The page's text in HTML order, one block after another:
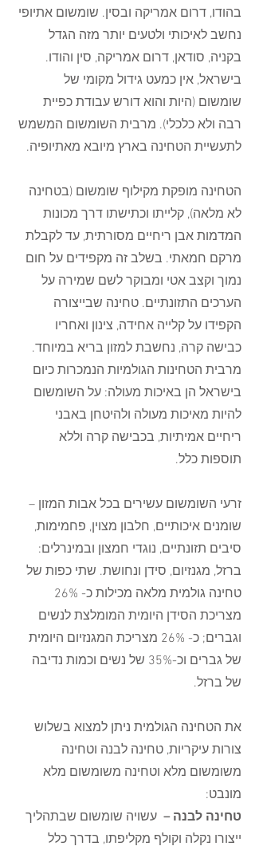
בהודו, דרום אמריקה ובסין. שומשום אתיופי
נחשב לאיכותי ולטעים יותר מזה הגדל
בקניה, סודאן, דרום אמריקה, סין והודו.
בישראל, אין כמעט גידול מקומי של
שומשום (היות והוא דורש עבודת כפיית
רבה ולא כלכלי). מרבית השומשום המשמש
לתעשיית הטחינה בארץ מיובא מאתיופיה.
הטחינה מופקת מקילוף שומשום (בטחינה
לא מלאה), קלייתו וכתישתו דרך מכונות
המדמות אבן ריחיים מסורתית, עד לקבלת
מרקם חמאתי. בשלב זה מקפידים על חום
נמוך וקצב אטי ומבוקר לשם שמירה על
הערכים התזונתיים. טחינה שבייצורה
הקפידו על קלייה אחידה, צינון ואחריו
כבישה קרה, נחשבת למזון בריא במיוחד.
מרבית הטחינות הגולמיות הנמכרות כיום
בישראל הן באיכות מעולה: על השומשום
להיות מאיכות מעולה ולהיטחן באבני
ריחיים אמיתיות, בכבישה קרה וללא
תוספות כלל.
זרעי השומשום עשירים בכל אבות המזון –
שומנים איכותיים, חלבון מצוין, פחמימות,
סיבים תזונתיים, נוגדי חמצון ובמינרלים:
ברזל, מגנזיום, סידן ונחושת. שתי כפות של
מצריכת הסידן היומית המומלצת לנשים
וגברים; כ- 26% מצריכת המגנזיום היומית
של גברים וכ-35% של נשים וכמות נדיבה
של ברזל.
את הטחינה הגולמית ניתן למצוא בשלוש
צורות עיקריות, טחינה לבנה וטחינה
משומשום מלא וטחינה משומשום מלא
מונבט:
טחינה לבנה – עשויה שומשום שבתהליך
ייצורו נקלה וקולף מקליפתו, בדרך כלל